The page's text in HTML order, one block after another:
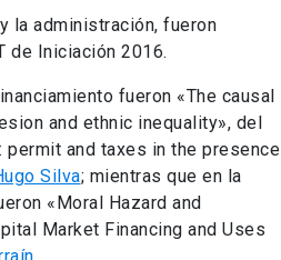
la administración, fueron
de Iniciación 2016.
fueron «The causal
and ethnic inequality», del
permit and taxes in the presence
Silva; mientras que en la
«Moral Hazard and
Market Financing and Uses
.